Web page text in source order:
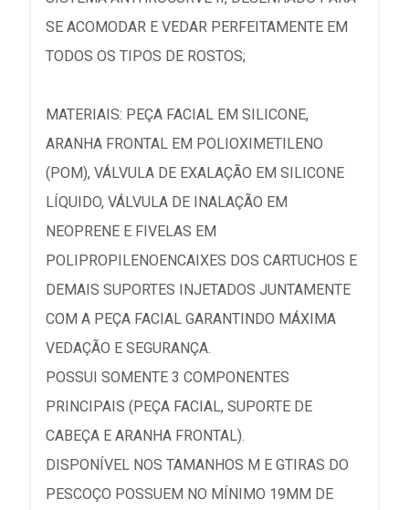
SE ACOMODAR E VEDAR PERFEITAMENTE EM
TODOS OS TIPOS DE ROSTOS;
MATERIAIS: PEÇA FACIAL EM SILICONE,
ARANHA FRONTAL EM POLIOXIMETILENO
(POM), VÁLVULA DE EXALAÇÃO EM SILICONE
LÍQUIDO, VÁLVULA DE INALAÇÃO EM
NEOPRENE E FIVELAS EM
POLIPROPILENOENCAIXES DOS CARTUCHOS E
DEMAIS SUPORTES INJETADOS JUNTAMENTE
COM A PEÇA FACIAL GARANTINDO MÁXIMA
VEDAÇÃO E SEGURANÇA.
POSSUI SOMENTE 3 COMPONENTES
PRINCIPAIS (PEÇA FACIAL, SUPORTE DE
CABEÇA E ARANHA FRONTAL).
DISPONÍVEL NOS TAMANHOS M E GTIRAS DO
PESCOÇO POSSUEM NO MÍNIMO 19MM DE